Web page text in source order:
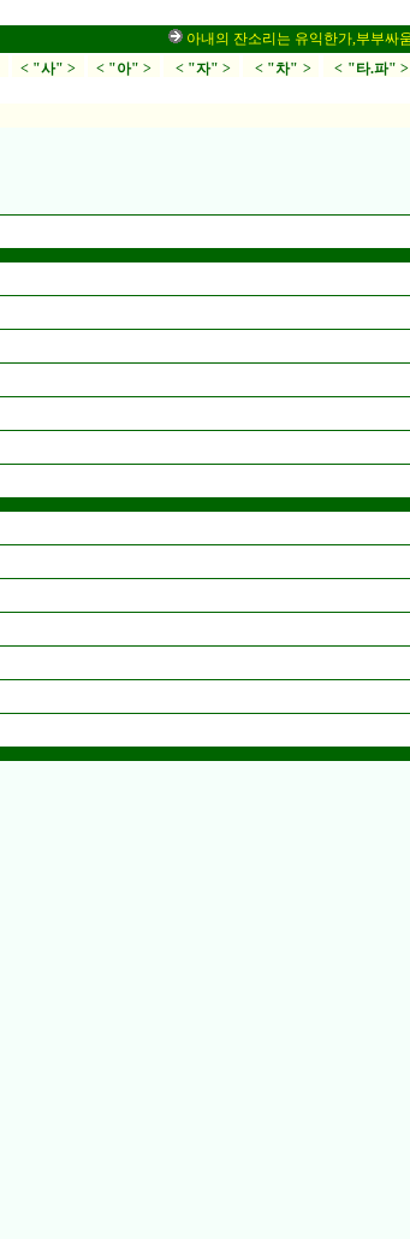
아내의 잔소리는 유익한가,부부싸움,가정
< "사" > < "아" > < "자" > < "차" > < "타.파" >